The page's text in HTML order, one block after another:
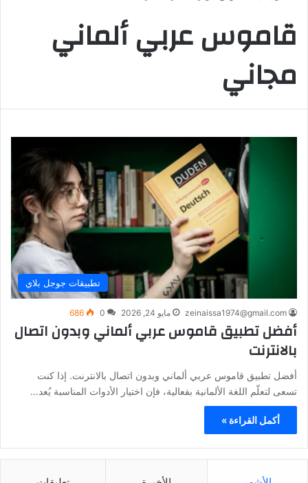
قاموس عربي ألماني
مجاني
تطبيقات جوجل بلاي
zeinaissa1974@gmail.com مايو 24, 2026 0
686
أفضل تطبيق قاموس عربي ألماني وبدون اتصال
بالانترنت
أفضل تطبيق قاموس عربي ألماني وبدون اتصال بالانترنت. إذا كنت
تسعى لتعلّم اللغة الألمانية بفعالية، فإن اختيار الأدوات المناسبة يُعد…
أكمل القراءة »